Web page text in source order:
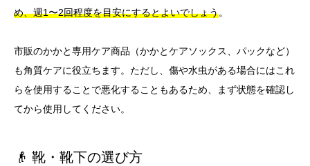
め、週1〜2回程度を目安にするとよいでしょう。
市販のかかと専用ケア商品（かかとケアソックス、パックなど）
も角質ケアに役立ちます。ただし、傷や水虫がある場合にはこれ
らを使用することで悪化することもあるため、まず状態を確認し
てから使用してください。
👴 靴・靴下の選び方